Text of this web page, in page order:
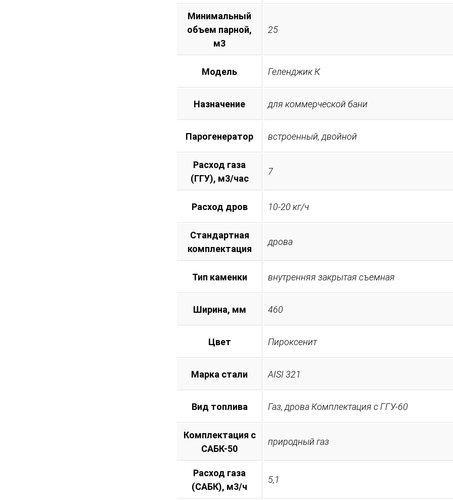
Минимальный
объем парной,
м3
25
Модель Геленджик К
Назначение для коммерческой бани
Парогенератор встроенный, двойной
Расход газа
(ГГУ), м3/час
7
Расход дров 10-20 кг/ч
Стандартная
комплектация
дрова
Тип каменки внутренняя закрытая съемная
Ширина, мм 460
Цвет Пироксенит
Марка стали AISI 321
Вид топлива Газ, дрова Комплектация с ГГУ-60
Комплектация с
САБК-50
природный газ
Расход газа
(САБК), м3/ч
5,1